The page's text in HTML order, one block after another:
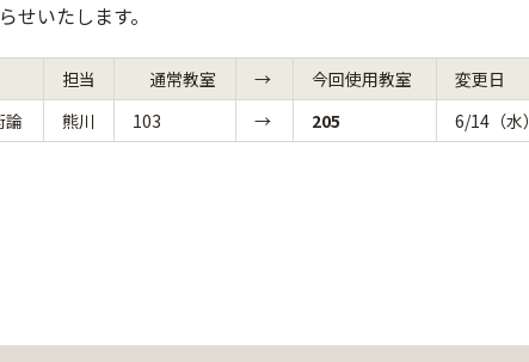
せいたします。
担当 通常教室 → 今回使用教室
変更日
論 熊川 103 → 205 6/14（水）